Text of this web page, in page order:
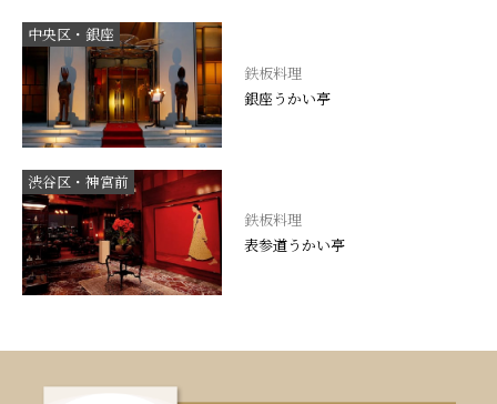
中央区・銀座
鉄板料理
銀座うかい亭
渋谷区・神宮前
鉄板料理
表参道うかい亭